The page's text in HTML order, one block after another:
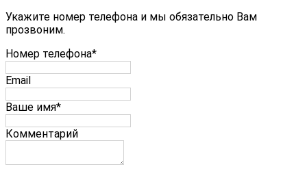
Укажите номер телефона и мы обязательно Вам
прозвоним.
Номер телефона*
Email
Ваше имя*
Комментарий